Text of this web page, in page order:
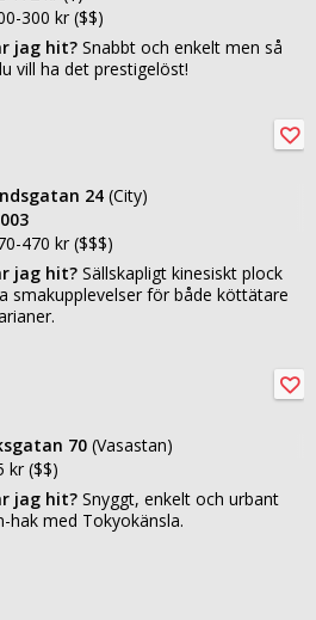
300 kr ($$)
jag hit? Snabbt och enkelt men så
vill ha det prestigelöst!
24 (City)
470 kr ($$$)
jag hit? Sällskapligt kinesiskt plock
smakupplevelser för både köttätare
70 (Vasastan)
kr ($$)
jag hit? Snyggt, enkelt och urbant
hak med Tokyokänsla.